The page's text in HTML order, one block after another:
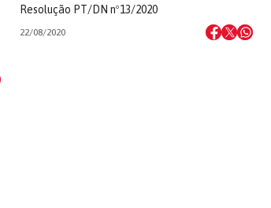
Resolução PT/DN nº13/2020
22/08/2020